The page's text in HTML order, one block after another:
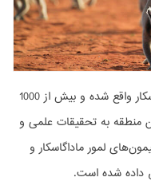
منطقه حفاظت شده برنتی در جنوب ماداگاسکار واقع شده و بیش از 1000
منطقه به تحقیقات علمی و
لمور ماداگاسکار و
داده شده است.